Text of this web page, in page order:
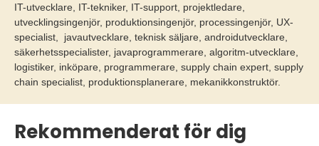
IT-utvecklare, IT-tekniker, IT-support, projektledare,
utvecklingsingenjör, produktionsingenjör, processingenjör, UX-
specialist, javautvecklare, teknisk säljare, androidutvecklare,
säkerhetsspecialister, javaprogrammerare, algoritm-utvecklare,
logistiker, inköpare, programmerare, supply chain expert, supply
chain specialist, produktionsplanerare, mekanikkonstruktör.
Rekommenderat för dig